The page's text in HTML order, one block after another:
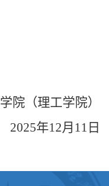
院（理工学院）
2025年12月11日